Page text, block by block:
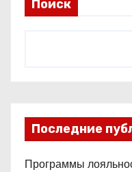
Поиск
Последние
Программы